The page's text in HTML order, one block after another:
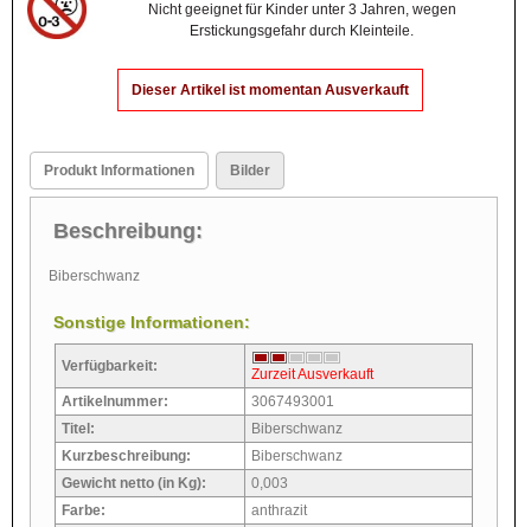
Nicht geeignet für Kinder unter 3 Jahren, wegen
Erstickungsgefahr durch Kleinteile.
Dieser Artikel ist momentan Ausverkauft
Produkt Informationen Bilder
Beschreibung:
Biberschwanz
Sonstige Informationen:
Verfügbarkeit:
Zurzeit Ausverkauft
Artikelnummer:
3067493001
Titel:
Biberschwanz
Kurzbeschreibung:
Biberschwanz
Gewicht netto (in Kg):
0,003
Farbe:
anthrazit